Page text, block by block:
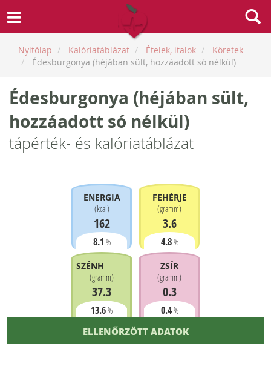
Nyitólap Kalóriatáblázat Ételek, italok
Köretek
Édesburgonya (héjában sült, hozzáadott só nélkül)
Édesburgonya (héjában sült,
hozzáadott só nélkül)
tápérték- és kalóriatáblázat
ENERGIA
(kcal)
162
8.1 %
FEHÉRJE
(gramm)
3.6
4.8%
SZÉNHIDRÁT
(gramm)
37.3
13.6%
ZSÍR
(gramm)
0.3
0.4%
ELLENŐRZÖTT ADATOK